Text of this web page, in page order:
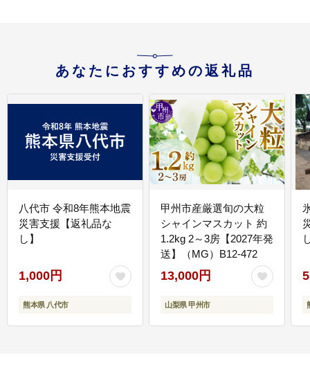
あなたにおすすめの返礼品
八代市 令和8年熊本地震
災害支援【返礼品な
し】
1,000円
熊本県 八代市
甲州市産厳選旬の大粒
シャインマスカット 約
1.2kg 2～3房【2027年発
送】（MG）B12-472
13,000円
山梨県 甲州市